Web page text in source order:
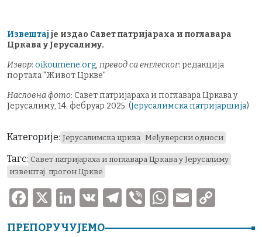
Извештај је издао Савет патријараха и поглавара
Цркава у Јерусалиму.
Извор: oikoumene.org, превод са енглеског: редакција
портала "Живот Цркве"
Насловна фото: Савет патријараха и поглавара Цркава у
Јерусалиму, 14. фебруар 2025. (Јерусалимска патријаршија)
Категорије: Јерусалимска црква Међуверски односи
Тагс: Савет патријараха и поглавара Цркава у Јерусалиму
извештај. прогон Цркве
F
X
Li V
T
V
W E
ПРЕПОРУЧУЈЕМО